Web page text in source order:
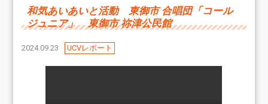
和気あいあいと活動 東御市 合唱団「コール
ジュニア」 東御市 祢津公民館
2024.09.23 UCVレポート